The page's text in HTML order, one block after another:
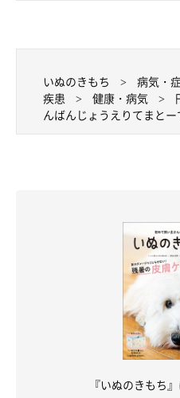
いぬのきもち 病気・
疾患
健康・病気
んばんじょうえりてまと
『いぬのきもち